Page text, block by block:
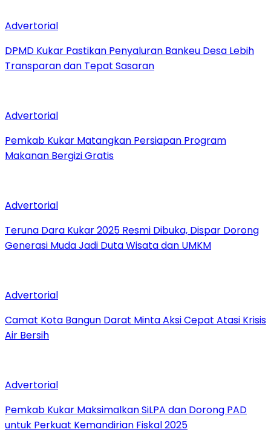
Advertorial
DPMD Kukar Pastikan Penyaluran Bankeu Desa Lebih
Transparan dan Tepat Sasaran
Advertorial
Pemkab Kukar Matangkan Persiapan Program
Makanan Bergizi Gratis
Advertorial
Teruna Dara Kukar 2025 Resmi Dibuka, Dispar Dorong
Generasi Muda Jadi Duta Wisata dan UMKM
Advertorial
Camat Kota Bangun Darat Minta Aksi Cepat Atasi Krisis
Air Bersih
Advertorial
Pemkab Kukar Maksimalkan SiLPA dan Dorong PAD
untuk Perkuat Kemandirian Fiskal 2025